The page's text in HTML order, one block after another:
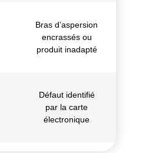
Bras d’aspersion
encrassés ou
produit inadapté
Défaut identifié
par la carte
électronique